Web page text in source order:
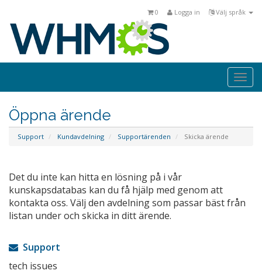
Välj språk
Logga in
0
Öppna ärende
Support Kundavdelning Supportärenden Skicka ärende
Det du inte kan hitta en lösning på i vår
kunskapsdatabas kan du få hjälp med genom att
kontakta oss. Välj den avdelning som passar bäst från
listan under och skicka in ditt ärende.
Support
tech issues